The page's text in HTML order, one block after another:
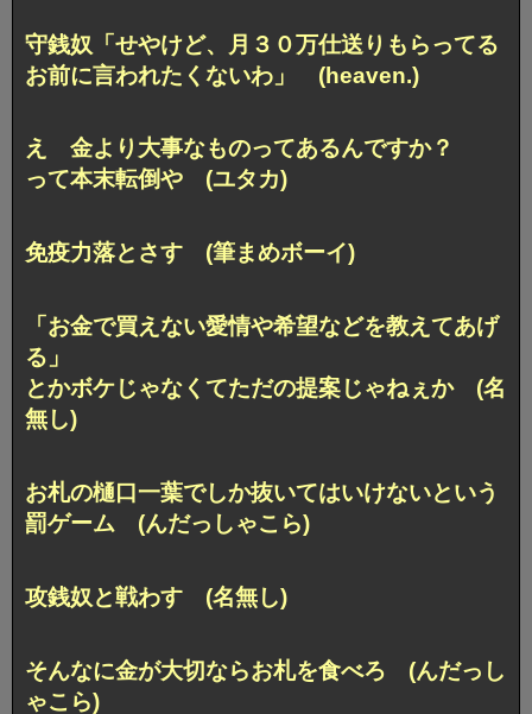
守銭奴「せやけど、月３０万仕送りもらってる
お前に言われたくないわ」 (heaven.)
え 金より大事なものってあるんですか？
って本末転倒や (ユタカ)
免疫力落とさす (筆まめボーイ)
「お金で買えない愛情や希望などを教えてあげ
る」
とかボケじゃなくてただの提案じゃねぇか (名
無し)
お札の樋口一葉でしか抜いてはいけないという
罰ゲーム (んだっしゃこら)
攻銭奴と戦わす (名無し)
そんなに金が大切ならお札を食べろ (んだっし
ゃこら)